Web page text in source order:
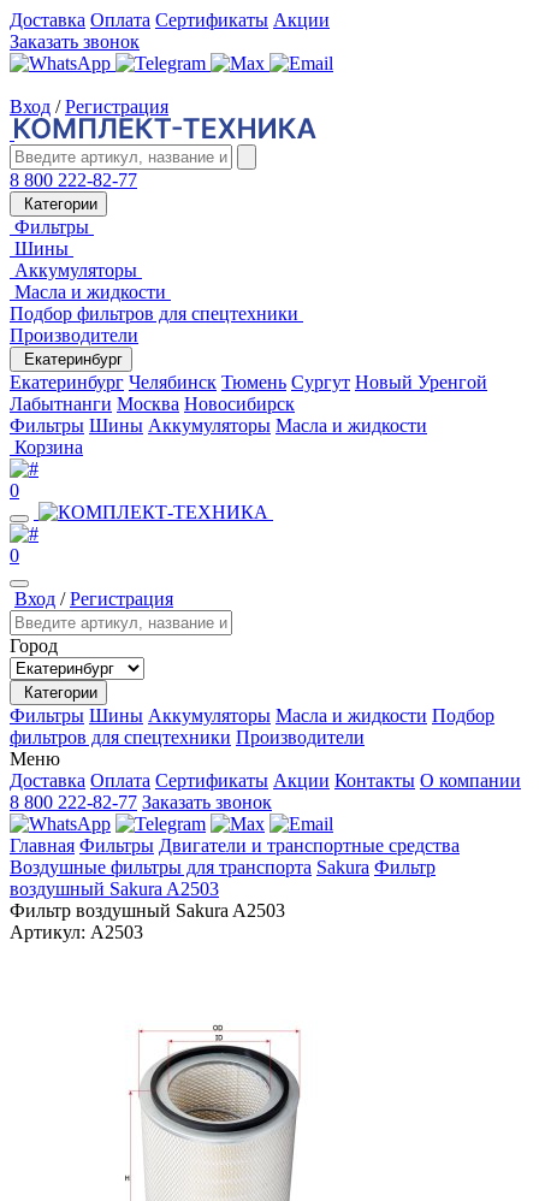
Доставка Оплата Сертификаты Акции
Заказать звонок
Вход / Регистрация
8 800 222-82-77
Категории
Фильтры
Шины
Аккумуляторы
Масла и жидкости
Подбор фильтров для спецтехники
Производители
Екатеринбург
Екатеринбург Челябинск Тюмень Сургут Новый Уренгой
Лабытнанги Москва Новосибирск
Фильтры Шины Аккумуляторы Масла и жидкости
Корзина
0
0
Вход /Регистрация
Город
Категории
Фильтры Шины Аккумуляторы Масла и жидкости Подбор
фильтров для спецтехники Производители
Меню
Доставка Оплата Сертификаты Акции Контакты О компании
8 800 222-82-77 Заказать звонок
Главная Фильтры Двигатели и транспортные средства
Воздушные фильтры для транспорта Sakura Фильтр
воздушный Sakura A2503
Фильтр воздушный Sakura A2503
Артикул: A2503